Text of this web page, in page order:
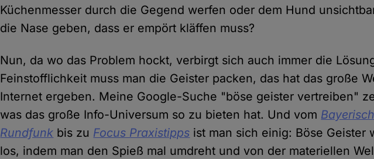
Küchenmesser durch die Gegend werfen oder dem Hund
die Nase geben, dass er empört kläffen muss?
Nun, da wo das Problem hockt, verbirgt sich auch immer die
Feinstofflichkeit muss man die Geister packen, das hat das große
Internet ergeben. Meine Google-Suche "böse geister vertreiben"
was das große Info-Universum so zu bieten hat. Und vom
Rundfunk bis zu Focus Praxistipps ist man sich einig: Böse Geister
los, indem man den Spieß mal umdreht und von der materiellen